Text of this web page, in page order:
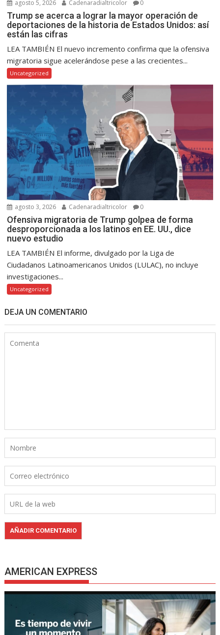
agosto 5, 2026 Cadenaradialtricolor 0
Trump se acerca a lograr la mayor operación de
deportaciones de la historia de Estados Unidos: así
están las cifras
LEA TAMBIÉN El nuevo incremento confirma que la ofensiva
migratoria sigue acelerándose pese a las crecientes...
Uncategorized
agosto 3, 2026 Cadenaradialtricolor 0
Ofensiva migratoria de Trump golpea de forma
desproporcionada a los latinos en EE. UU., dice
nuevo estudio
LEA TAMBIÉN El informe, divulgado por la Liga de
Ciudadanos Latinoamericanos Unidos (LULAC), no incluye
investigaciones...
Uncategorized
DEJA UN COMENTARIO
AMERICAN EXPRESS